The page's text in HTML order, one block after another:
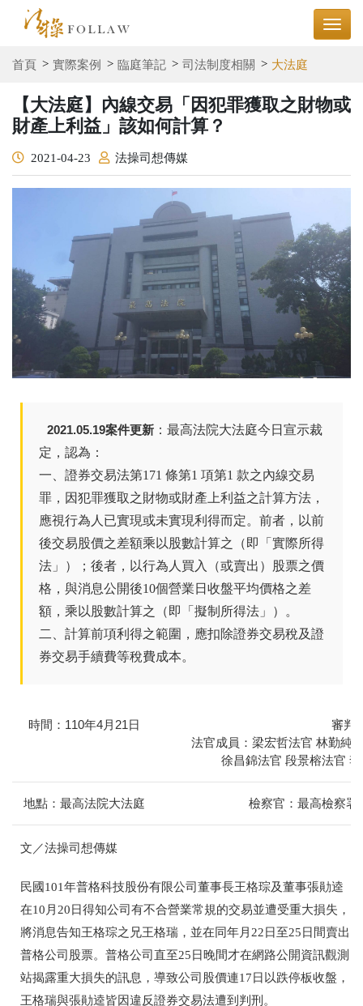
首頁 實際案例 臨庭筆記 司法制度相關 大法庭
【大法庭】內線交易「因犯罪獲取之財物或
財產上利益」該如何計算？
2021-04-23 法操司想傳媒
2021.05.19案件更新 ：最高法院大法庭今日宣示裁
定，認為：
一、證券交易法第171 條第1 項第1 款之內線交易
罪，因犯罪獲取之財物或財產上利益之計算方法，
應視行為人已實現或未實現利得而定。前者，以前
後交易股價之差額乘以股數計算之（即「實際所得
法」）；後者，以行為人買入（或賣出）股票之價
格，與消息公開後10個營業日收盤平均價格之差
額，乘以股數計算之（即「擬制所得法」）。
二、計算前項利得之範圍，應扣除證券交易稅及證
券交易手續費等稅費成本。
時間：110年4月21日
審判
法官成員：梁宏哲法官 林勤純
徐昌錦法官 段景榕法官
地點：最高法院大法庭 檢察官：最高檢察署
文／法操司想傳媒
民國 101年普格科技股份有限公司董事長王格琮及董事張勛逵
在10 月 20 日得知公司有不合營業常規的交易並遭受重大損失，
將消息告知王格琮之兄王格瑞，並在同年月 22 日至25 日間賣出
普格公司股票。普格公司直至25 日晚間才在網路公開資訊觀測
站揭露重大損失的訊息，導致公司股價連17 日以跌停板收盤，
王格瑞與張勛逵皆因違反證券交易法遭到判刑。